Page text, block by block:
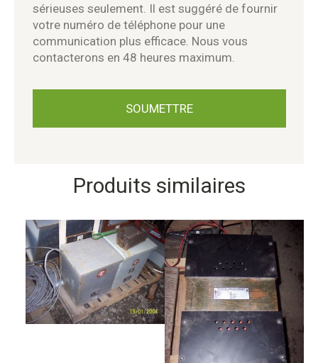
sérieuses seulement. Il est suggéré de fournir
votre numéro de téléphone pour une
communication plus efficace. Nous vous
contacterons en 48 heures maximum.
Produits similaires